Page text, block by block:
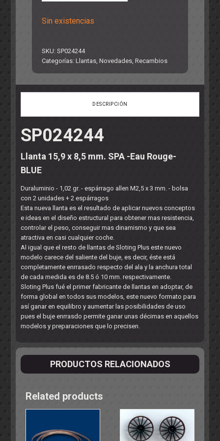
Sin existencias
SKU:SP024244
Categorías:Llantas ,Novedades ,Recambios
DESCRIPCIÓN
SP024244
Llanta 15,9 x 8,5 mm. SPA -Eau Rouge-
BLUE
Duraluminio - 1,02 gr. - espárrago allen M2,5 x 3 mm. - bolsa
con 2 unidades + 2 espárragos
Esta nueva llanta es el resultado de aplicar nuevos conceptos
e ideas en el diseño estructural para obtener mas resistencia,
controlar el peso, conseguir mas dinamismo y que sea
atractiva en casi cualquier coche.
Al igual que el resto de llantas de Sloting Plus este nuevo
modelo carece del saliente del buje, es decir, éste está
completamente enrrasado respecto del ala y la anchura total
de cada medida es de 8.5 ó 10 mm. respectivamente.
Sloting Plus fué el primer fabricante de llantas en adoptar, de
forma global en todos sus modelos, este nuevo formato para
así ganar en equilibro y aumentar las posibilidades de uso
pues el buje enrrasdo permite ganar unas décimas en aquellos
modelos y preparaciones que lo precisen.
PRODUCTOS RELACIONADOS
Related products